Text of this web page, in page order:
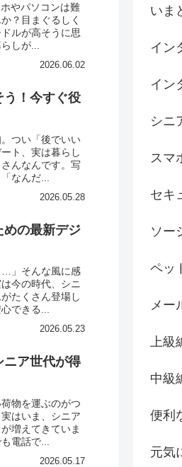
やパソコンは難
？目まぐるしく
ルが高そうに思
しが...
2026.06.02
う！今すぐ役
つい「後でいい
ト、実は暮らし
んなんです。写
なんだ...
2026.05.28
めの最新デジ
…」そんな風に感
今の時代、シニ
たくさん登場し
できる...
2026.05.23
ニア世代が得
物を運ぶのがつ
はいま、シニア
増えてきていま
電話で...
2026.05.17
いま
イン
イン
シニ
スマ
セキ
ソー
ペッ
メー
上級
中級
便利
元気